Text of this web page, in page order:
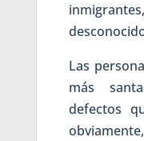
Las
más
defectos